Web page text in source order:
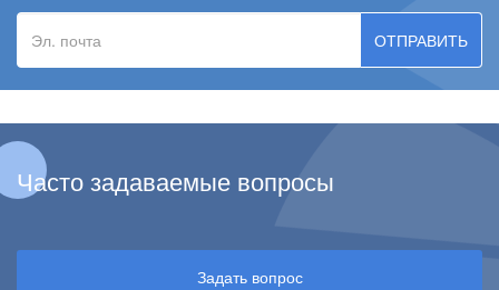
почта
Часто задаваемые вопросы
Задать вопрос